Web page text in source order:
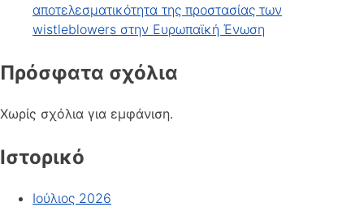
αποτελεσματικότητα της προστασίας των
wistleblowers στην Ευρωπαϊκή Ένωση
Πρόσφατα σχόλια
Χωρίς σχόλια για εμφάνιση.
Ιστορικό
Ιούλιος 2026